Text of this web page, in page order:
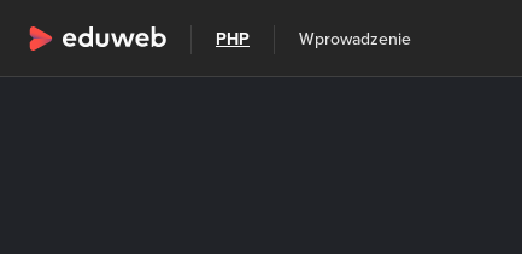
Wszystkie kategorie
PHP Wprowadzenie